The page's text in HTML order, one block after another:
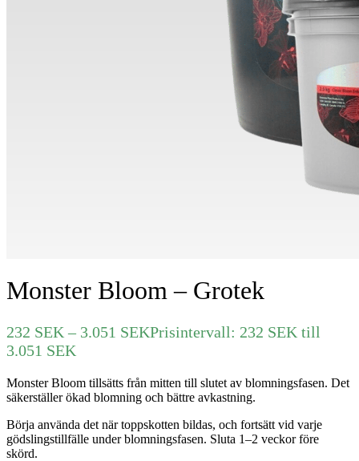
Monster Bloom – Grotek
232 SEK – 3.051 SEKPrisintervall: 232 SEK till
3.051 SEK
Monster Bloom tillsätts från mitten till slutet av blomningsfasen. Det
säkerställer ökad blomning och bättre avkastning.
Börja använda det när toppskotten bildas, och fortsätt vid varje
gödslingstillfälle under blomningsfasen. Sluta 1–2 veckor före
skörd.